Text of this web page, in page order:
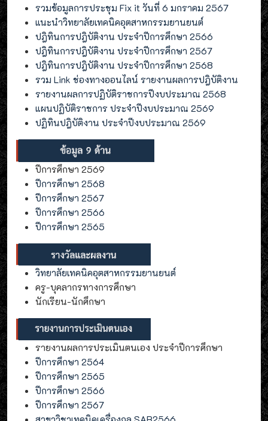
รวมข้อมูลการประชุม Fix it วันที่ 6 มกราคม 2567
แนะนำวิทยาลัยเทคนิคอุตสาหกรรมยานยนต์
ปฎิทินการปฎิบัติงาน ประจำปีการศึกษา 2566
ปฎิทินการปฎิบัติงาน ประจำปีการศึกษา 2567
ปฎิทินการปฎิบัติงาน ประจำปีการศึกษา 2568
รวม Link ช่องทางออนไลน์ รายงานผลการปฎิบัติงาน
รายงานผลการปฏิบัติราชการปีงบประมาณ 2568
แผนปฏิบัติราชการ ประจำปีงบประมาณ 2569
ปฏิทินปฎิบัติงาน ประจำปีงบประมาณ 2569
ปีการศึกษา 2569
ปีการศึกษา 2568
ปีการศึกษา 2567
ปีการศึกษา 2566
ปีการศึกษา 2565
วิทยาลัยเทคนิคอุตสาหกรรมยานยนต์
ครู-บุคลากรทางการศึกษา
นักเรียน-นักศึกษา
รายงานผลการประเมินตนเอง ประจำปีการศึกษา
ปีการศึกษา 2564
ปีการศึกษา 2565
ปีการศึกษา 2566
ปีการศึกษา 2567